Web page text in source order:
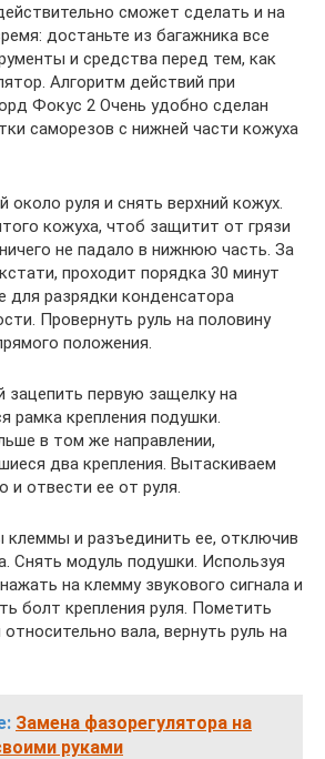
сможет сделать и на
достаньте из багажника все
и средства перед тем, как
Алгоритм действий при
Фокус 2 Очень удобно сделан
саморезов с нижней части кожуха
около руля и снять верхний кожух.
кожуха, чтоб защитит от грязи
не падало в нижнюю часть. За
проходит порядка 30 минут
для разрядки конденсатора
Провернуть руль на половину
положения.
зацепить первую защелку на
рамка крепления подушки.
в том же направлении,
два крепления. Вытаскиваем
и отвести ее от руля.
и разъединить ее, отключив
Снять модуль подушки. Используя
на клемму звукового сигнала и
болт крепления руля. Пометить
вала, вернуть руль на
Замена фазорегулятора на
руками